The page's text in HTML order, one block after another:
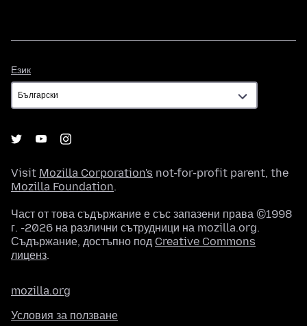
Език
Visit Mozilla Corporation's not-for-profit parent, the
Mozilla Foundation.
Част от това съдържание е със запазени права ©1998
г. -2026 на различни сътрудници на mozilla.org.
Съдържание, достъпно под Creative Commons
лиценз.
mozilla.org
Условия за ползване